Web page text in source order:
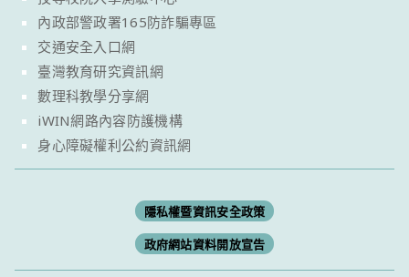
內政部警政署165防詐騙專區
交通安全入口網
臺灣教育研究資訊網
數理科教學分享網
iWIN網路內容防護機構
身心障礙權利公約資訊網
隱私權暨資訊安全政策
政府網站資料開放宣告